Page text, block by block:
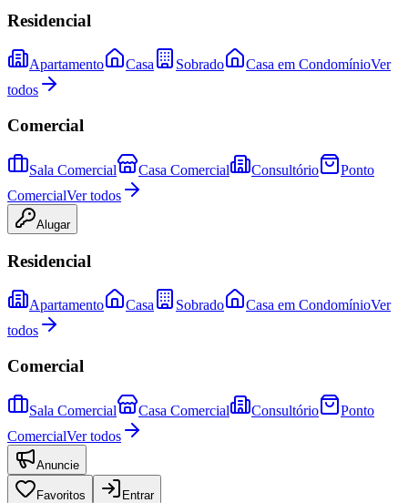
Residencial
Apartamento Casa Sobrado Casa em CondomínioVer
todos
Comercial
Sala Comercial Casa Comercial Consultório
Ponto
ComercialVer todos
Alugar
Residencial
Apartamento Casa Sobrado Casa em CondomínioVer
todos
Comercial
Sala Comercial Casa Comercial Consultório
Ponto
ComercialVer todos
Anuncie
Favoritos Entrar